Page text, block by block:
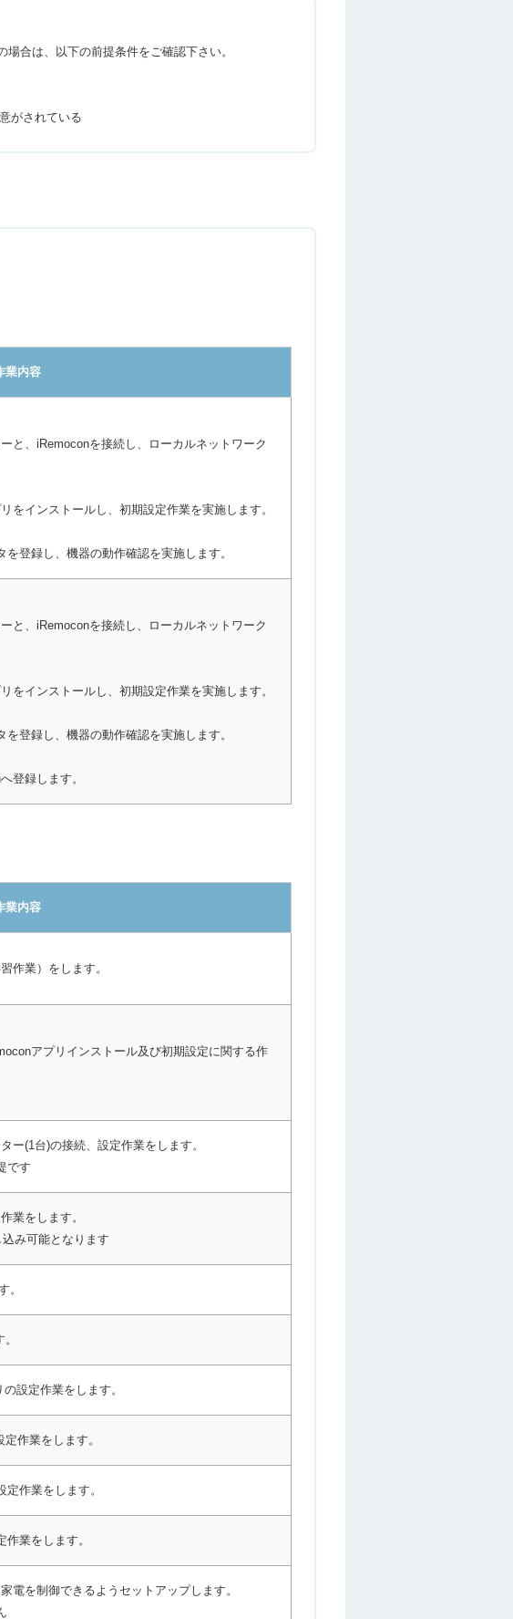
合は、以下の前提条件をご確認下さい。
がされている
業内容
と、iRemoconを接続し、ローカルネットワーク
をインストールし、初期設定作業を実施します。
登録し、機器の動作確認を実施します。
と、iRemoconを接続し、ローカルネットワーク
をインストールし、初期設定作業を実施します。
登録し、機器の動作確認を実施します。
登録します。
業内容
作業）をします。
アプリインストール及び初期設定に関する作
ー(1台)の接続、設定作業をします。
です
業をします。
み可能となります
。
設定作業をします。
作業をします。
作業をします。
業をします。
電を制御できるようセットアップします。